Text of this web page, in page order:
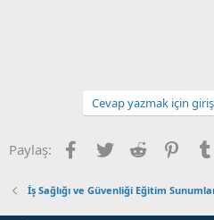
Cevap yazmak için
Paylaş: Facebook
Twitter Reddit
İş Sağlığı ve Güvenliği Eğitim